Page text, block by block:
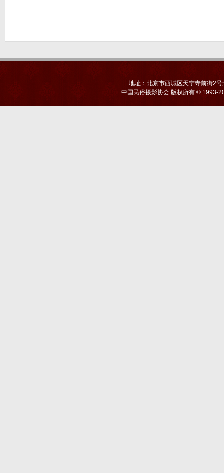
地址：北京市西城区天宁寺前街2
中国民俗摄影协会 版权所有 © 1993-